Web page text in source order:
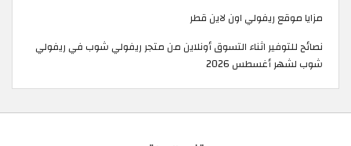
مزايا موقع ريفولي اون لاين قطر
نصائح للتوفير اثناء التسوق أونلاين من متجر ريفولي شوب في ريفولي
شوب لشهر أغسطس 2026